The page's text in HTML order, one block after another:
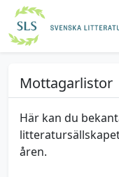
Mottagarlistor
Här kan du
åren.